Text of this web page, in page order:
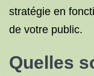
stratégie en
de votre public.
Quelles